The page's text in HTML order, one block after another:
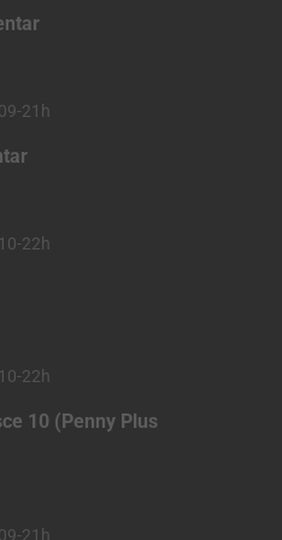
21h
22h
22h
10 (Penny Plus
21h